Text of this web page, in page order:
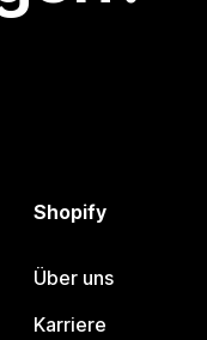
Shopify
Über uns
Karriere